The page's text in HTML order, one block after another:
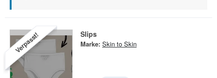
Verpasst! Slips
Marke: Skin to Skin